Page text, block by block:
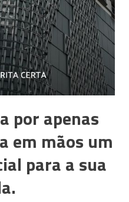
por apenas
em mãos um
para a sua